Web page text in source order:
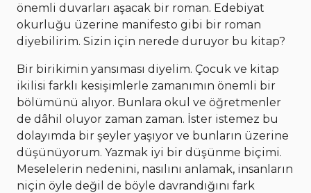
önemli duvarları aşacak bir roman. Edebiyat
okurluğu üzerine manifesto gibi bir roman
diyebilirim. Sizin için nerede duruyor bu kitap?
Bir birikimin yansıması diyelim. Çocuk ve kitap
ikilisi farklı kesişimlerle zamanımın önemli bir
bölümünü alıyor. Bunlara okul ve öğretmenler
de dâhil oluyor zaman zaman. İster istemez bu
dolayımda bir şeyler yaşıyor ve bunların üzerine
düşünüyorum. Yazmak iyi bir düşünme biçimi.
Meselelerin nedenini, nasılını anlamak, insanların
niçin öyle değil de böyle davrandığını fark